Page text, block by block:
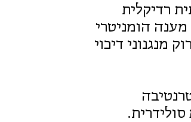
רדיקלית
הומניטרי
מנגנוני דיכוי